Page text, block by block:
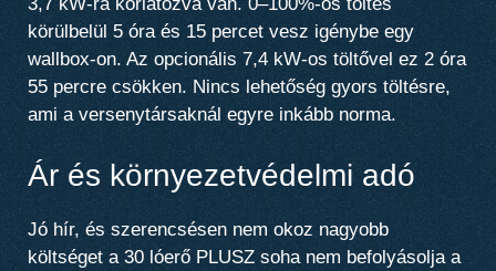
3,7 kW-ra korlátozva van. 0–100%-os töltés
körülbelül 5 óra és 15 percet vesz igénybe egy
wallbox-on. Az opcionális 7,4 kW-os töltővel ez 2 óra
55 percre csökken. Nincs lehetőség gyors töltésre,
ami a versenytársaknál egyre inkább norma.
Ár és környezetvédelmi adó
Jó hír, és szerencsésen nem okoz nagyobb
költséget a 30 lóerő PLUSZ soha nem befolyásolja a